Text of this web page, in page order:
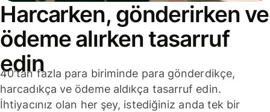
Harcarken, gönderirken ve
ödeme alırken tasarruf
edin
40'tan fazla para biriminde para gönderdikçe,
harcadıkça ve ödeme aldıkça tasarruf edin.
İhtiyacınız olan her şey, istediğiniz anda tek bir